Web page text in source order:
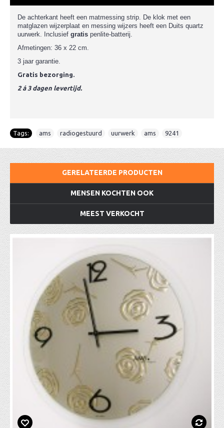
De achterkant heeft een matmessing strip. De klok met een
matglazen wijzerplaat en messing wijzers heeft een Duits quartz
uurwerk. Inclusief gratis penlite-batterij.
Afmetingen: 36 x 22 cm.
3 jaar garantie.
Gratis bezorging.
2 á 3 dagen levertijd.
Tags: ams radiogestuurd uurwerk ams 9241
GERELATEERDE PRODUCTEN
MENSEN KOCHTEN OOK
MEEST VERKOCHT